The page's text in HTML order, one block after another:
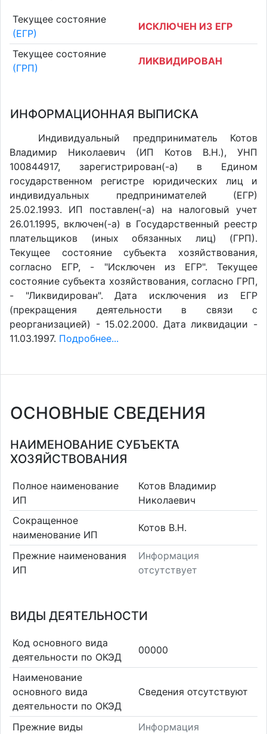
Текущее состояние
(ЕГР)
ИСКЛЮЧЕН ИЗ ЕГР
Текущее состояние
(ГРП)
ЛИКВИДИРОВАН
ИНФОРМАЦИОННАЯ ВЫПИСКА
Индивидуальный предприниматель Котов
Владимир Николаевич (ИП Котов В.Н.), УНП
100844917, зарегистрирован(-а) в Едином
государственном регистре юридических лиц и
индивидуальных предпринимателей (ЕГР)
25.02.1993. ИП поставлен(-a) на налоговый учет
26.01.1995, включен(-a) в Государственный реестр
плательщиков (иных обязанных лиц) (ГРП).
Текущее состояние субъекта хозяйствования,
согласно ЕГР, - "Исключен из ЕГР". Текущее
состояние субъекта хозяйствования, согласно ГРП,
- "Ликвидирован". Дата исключения из ЕГР
(прекращения деятельности в связи с
реорганизацией) - 15.02.2000. Дата ликвидации -
11.03.1997. Подробнее...
ОСНОВНЫЕ СВЕДЕНИЯ
НАИМЕНОВАНИЕ СУБЪЕКТА
ХОЗЯЙСТВОВАНИЯ
Полное наименование
ИП
Котов Владимир
Николаевич
Сокращенное
наименование ИП
Котов В.Н.
Прежние наименования
ИП
Информация
отсутствует
ВИДЫ ДЕЯТЕЛЬНОСТИ
Код основного вида
деятельности по ОКЭД
00000
Наименование
основного вида
деятельности по ОКЭД
Cведения отсутствуют
Прежние виды
Информация